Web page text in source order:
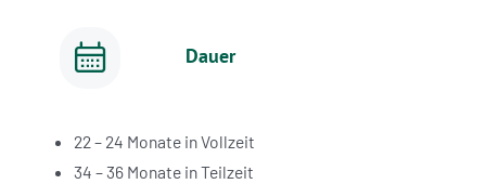
Dauer
22 – 24 Monate in Vollzeit
34 – 36 Monate in Teilzeit